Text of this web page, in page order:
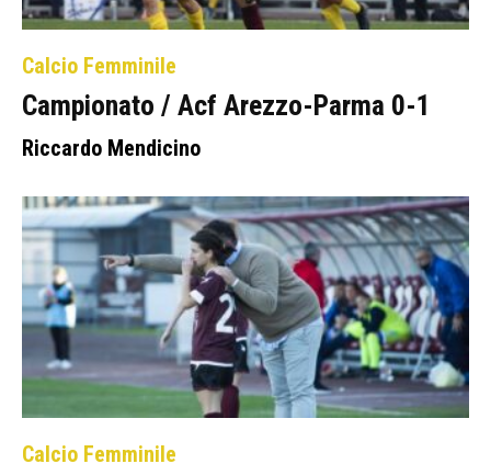
Calcio Femminile
Campionato / Acf Arezzo-Parma 0-1
Riccardo Mendicino
Calcio Femminile